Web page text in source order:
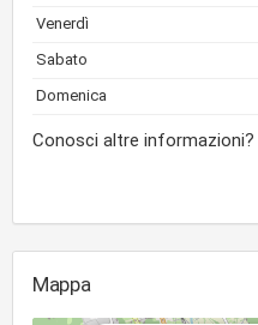
Venerdì
Sabato
Domenica
Conosci altre informazioni?
Mappa